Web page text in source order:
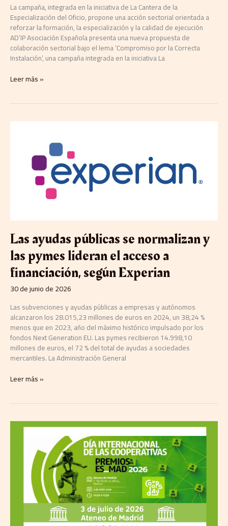
La campaña, integrada en la iniciativa de La Cantera de la
Especialización del Oficio, propone una acción sectorial orientada a
reforzar la formación, la especialización y la calidad de ejecución
AD’IP Asociación Española presenta una nueva propuesta de
colaboración sectorial bajo el lema ‘Compromiso por la Correcta
Instalación’, una campaña integrada en la iniciativa La
Leer más »
Las ayudas públicas se normalizan y
las pymes lideran el acceso a
financiación, según Experian
30 de junio de 2026
Las subvenciones y ayudas públicas a empresas y autónomos
alcanzaron los 28.015,23 millones de euros en 2024, un 38,24 %
menos que en 2023, año del máximo histórico impulsado por los
fondos Next Generation EU. Las pymes recibieron 14.998,10
millones de euros, el 72 % del total de ayudas a sociedades
mercantiles. La Administración General
normalizan
el
a
financiación,
según
Experian
Leer más »
acogerá
celebración